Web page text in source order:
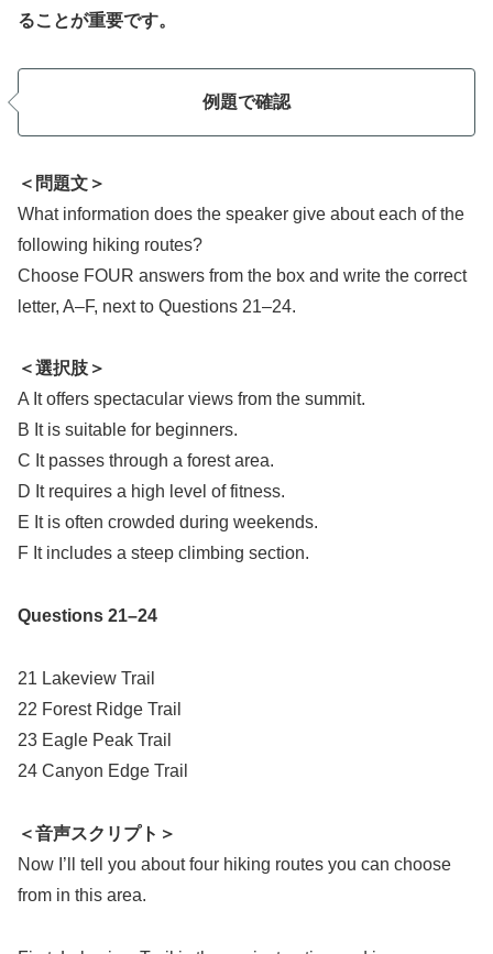
ることが重要です。
例題で確認
＜問題文＞
What information does the speaker give about each of the
following hiking routes?
Choose FOUR answers from the box and write the correct
letter, A–F, next to Questions 21–24.
＜選択肢＞
A It offers spectacular views from the summit.
B It is suitable for beginners.
C It passes through a forest area.
D It requires a high level of fitness.
E It is often crowded during weekends.
F It includes a steep climbing section.
Questions 21–24
21 Lakeview Trail
22 Forest Ridge Trail
23 Eagle Peak Trail
24 Canyon Edge Trail
＜音声スクリプト＞
Now I’ll tell you about four hiking routes you can choose
from in this area.